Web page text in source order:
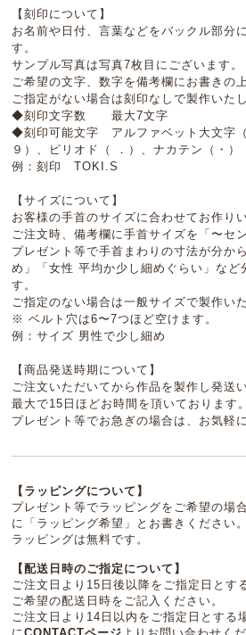
【刻印について】
お名前や日付、言葉などをバックル部分
す。
サンプル写真は写真7枚目にございます。
ご希望の文字、数字を備考欄にお書きの
ご指定がない場合は刻印なしで製作いた
◆刻印文字数 最大7文字
◆刻印可能文字 アルファベット大文字
９）、ピリオド（ ．）、ナカテン（・）
例：刻印 TOKI.S
【サイズについて】
お客様の手首のサイズに合わせてお作り
ご注文時、備考欄に手首サイズを「〜セ
プレゼント等で手首まわりの寸法が分か
め」「女性 平均か少し細めぐらい」など
す。
ご指定のない場合は一般サイズで製作い
※ ベルト穴は6〜7つほど空けます。
例：サイズ 男性で少し細め
【商品発送時期について】
ご注文いただいてから作品を製作し発送
最大で15日ほどお時間を頂いております。
プレゼント等でお急ぎの場合は、お気軽
【ラッピングについて】
プレゼント等でラッピングをご希望の場
に「ラッピング希望」とお書きください。
ラッピングは無料です。
【配送日時のご指定について】
ご注文日より15日後以降をご指定日とす
ご希望の配送日時をご記入ください。
ご注文日より14日以内をご指定日とする